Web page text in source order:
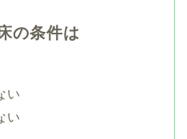
の条件は
い
い